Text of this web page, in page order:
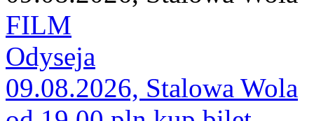
FILM
Odyseja
09.08.2026, Stalowa Wola